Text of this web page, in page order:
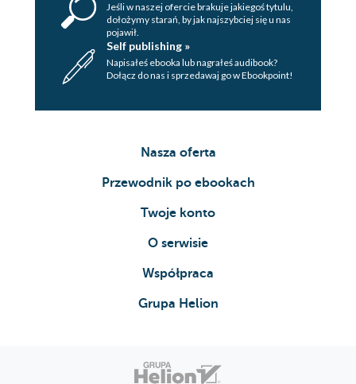
Jeśli w naszej ofercie brakuje jakiegoś tytulu,
dołożymy starań, by jak najszybciej się u nas
pojawił.
Self publishing »
Napisałeś ebooka lub nagrałeś audibook?
Dołącz do nas i sprzedawaj go w Ebookpoint!
Nasza oferta
Przewodnik po ebookach
Twoje konto
O serwisie
Współpraca
Grupa Helion